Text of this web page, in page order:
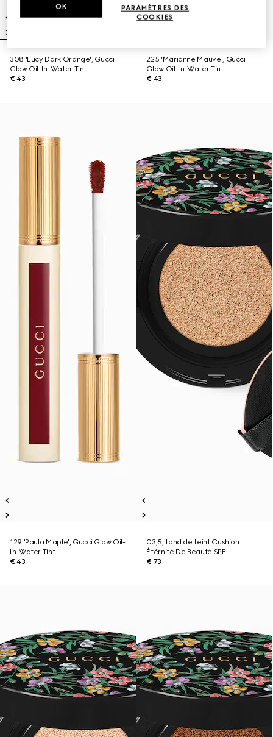
308 'Lucy Dark Orange', Gucci
Glow Oil-In-Water Tint
€ 43
225 'Marianne Mauve', Gucci
Glow Oil-In-Water Tint
€ 43
129 'Paula Maple', Gucci Glow Oil-
In-Water Tint
€ 43
03,5, fond de teint Cushion
Étérnité De Beauté SPF
€ 73
PARAMÈTRES DES
COOKIES
OK